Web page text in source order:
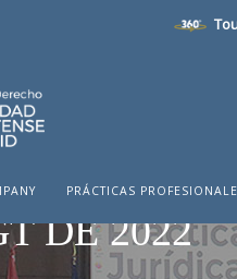
PRÁCTICAS
DE 2022